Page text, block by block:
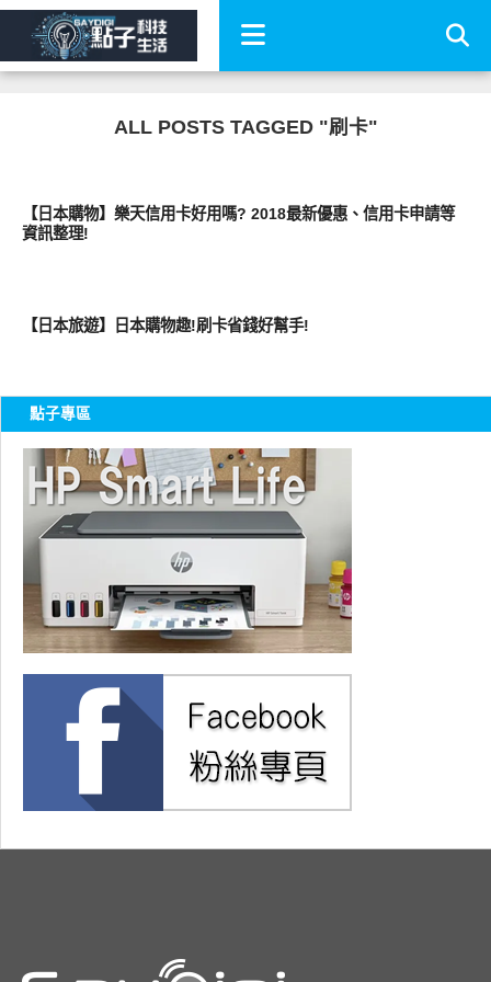
ALL POSTS TAGGED "刷卡"
【日本購物】樂天信用卡好用嗎? 2018最新優惠、信用卡申請等
資訊整理!
【日本旅遊】日本購物趣!刷卡省錢好幫手!
點子專區